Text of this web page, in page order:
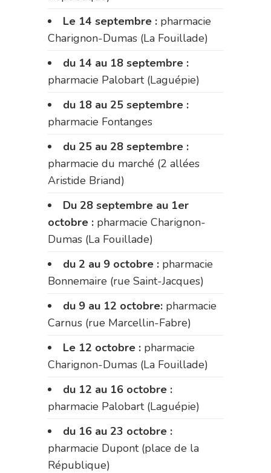
Le 14 septembre : pharmacie
Charignon-Dumas (La Fouillade)
du 14 au 18 septembre :
pharmacie Palobart (Laguépie)
du 18 au 25 septembre :
pharmacie Fontanges
du 25 au 28 septembre :
pharmacie du marché (2 allées
Aristide Briand)
Du 28 septembre au 1er
octobre : pharmacie Charignon-
Dumas (La Fouillade)
du 2 au 9 octobre : pharmacie
Bonnemaire (rue Saint-Jacques)
du 9 au 12 octobre: pharmacie
Carnus (rue Marcellin-Fabre)
Le 12 octobre : pharmacie
Charignon-Dumas (La Fouillade)
du 12 au 16 octobre :
pharmacie Palobart (Laguépie)
du 16 au 23 octobre :
pharmacie Dupont (place de la
République)